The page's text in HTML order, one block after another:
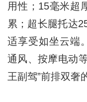
用性；15毫米超
累；超长腿托达
适享受如坐云端
通风、按摩电动
王副驾”前排双奢